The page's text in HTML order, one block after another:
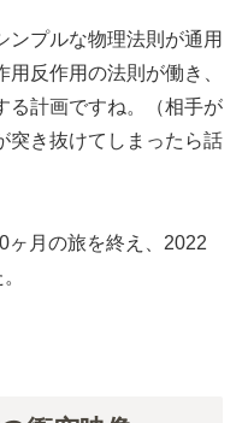
ンプルな物理法則が通用
反作用の法則が働き、
る計画ですね。（相手が
突き抜けてしまったら話
ヶ月の旅を終え、2022